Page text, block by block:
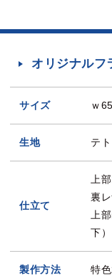
オリジナルフ
サイズ ｗ
生地 テ
仕立て
上
裏
上
下）
製作方法 特